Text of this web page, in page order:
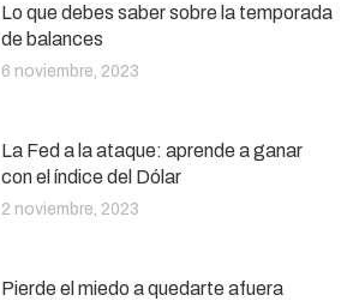
Lo que debes saber sobre la temporada
de balances
6 noviembre, 2023
La Fed a la ataque: aprende a ganar
con el índice del Dólar
2 noviembre, 2023
Pierde el miedo a quedarte afuera